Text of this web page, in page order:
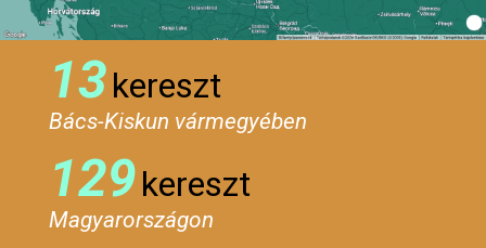
13kereszt
Bács-Kiskun vármegyében
129kereszt
Magyarországon